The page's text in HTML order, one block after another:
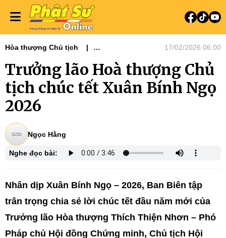
Hòa thượng Chủ tịch
Phật sự TƯGH
Nổi bật
Tiêu điểm
Ni giới
Tiêu điểm
17/02/2026 06:00
Trưởng lão Hoà thượng Chủ
tịch chúc tết Xuân Bính Ngọ
2026
Ngọc Hằng
Nghe đọc bài:
Nhân dịp Xuân Bính Ngọ – 2026, Ban Biên tập
trân trọng chia sẻ lời chúc tết đầu năm mới của
Trưởng lão Hòa thượng Thích Thiện Nhơn – Phó
Pháp chủ Hội đồng Chứng minh, Chủ tịch Hội